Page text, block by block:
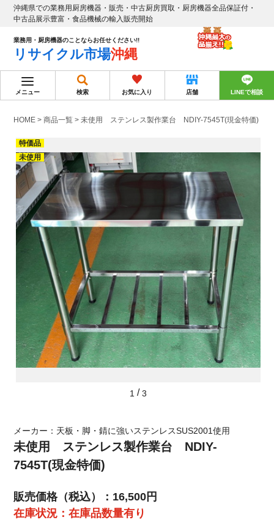
沖縄県での業務用厨房機器・販売・中古厨房買取・厨房機器全品保証付・
中古品展示豊富・食品機械の輸入販売開始
業務用・厨房機器のことならお任せください!!
リサイクル市場沖縄
メニュー 検索 お気に入り 店舗 LINEで相談
HOME >商品一覧 >未使用 ステンレス製作業台 NDIY-7545T(現金特価)
1 /3
特価品
未使用
メーカー：天板・脚・錆に強いステンレスSUS2001使用
未使用 ステンレス製作業台 NDIY-
7545T(現金特価)
販売価格（税込）：16,500円
在庫状況：在庫品数量有り